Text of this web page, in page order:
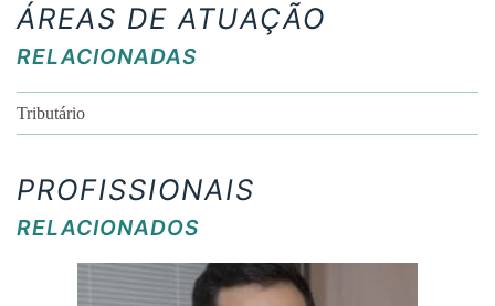
ÁREAS DE ATUAÇÃO
RELACIONADAS
Tributário
PROFISSIONAIS
RELACIONADOS